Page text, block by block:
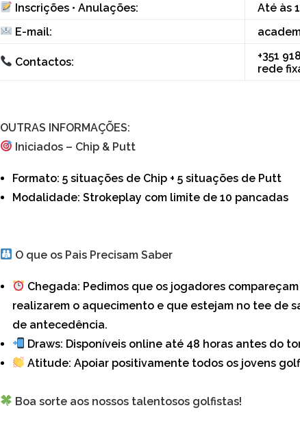
Inscrições • Anulações:
Até às
E-mail:
Contactos:
+351
rede
OUTRAS INFORMAÇÕES:
Iniciados – Chip & Putt
Formato: 5 situações de Chip + 5 situações de Putt
Modalidade: Strokeplay com limite de 10 pancadas
O que os Pais Precisam Saber
Chegada: Pedimos que os jogadores
realizarem o aquecimento e que estejam no tee de
de antecedência.
Draws: Disponíveis online até 48 horas antes do
Atitude: Apoiar positivamente todos os jovens
Boa sorte aos nossos talentosos golfistas!